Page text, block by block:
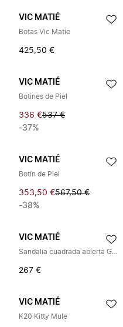
VIC MATIÉ
Botas Vic Matie
425,50 €
VIC MATIÉ
Botines de Piel
336 €537 €
-37%
VIC MATIÉ
Botín de Piel
353,50 €567,50 €
-38%
VIC MATIÉ
Sandalia cuadrada abierta G42
267 €
VIC MATIÉ
K20 Kitty Mule